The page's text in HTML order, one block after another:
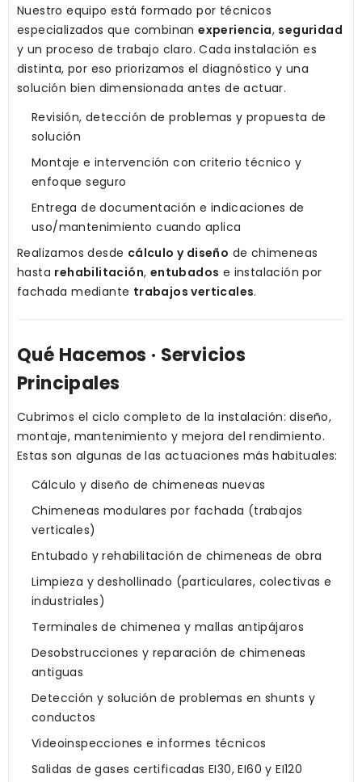
Nuestro equipo está formado por técnicos
especializados que combinanexperiencia, seguridad
y un proceso de trabajo claro. Cada instalación es
distinta, por eso priorizamos el diagnóstico y una
solución bien dimensionada antes de actuar.
Revisión, detección de problemas y propuesta de
solución
Montaje e intervención con criterio técnico y
enfoque seguro
Entrega de documentación e indicaciones de
uso/mantenimiento cuando aplica
Realizamos desde cálculo y diseño de chimeneas
hasta rehabilitación, entubados e instalación por
fachada mediante trabajos verticales.
Qué Hacemos · Servicios
Principales
Cubrimos el ciclo completo de la instalación: diseño,
montaje, mantenimiento y mejora del rendimiento.
Estas son algunas de las actuaciones más habituales:
Cálculo y diseño de chimeneas nuevas
Chimeneas modulares por fachada (trabajos
verticales)
Entubado y rehabilitación de chimeneas de obra
Limpieza y deshollinado (particulares, colectivas e
industriales)
Terminales de chimenea y mallas antipájaros
Desobstrucciones y reparación de chimeneas
antiguas
Detección y solución de problemas en shunts y
conductos
Videoinspecciones e informes técnicos
Salidas de gases certificadas EI30, EI60 y EI120